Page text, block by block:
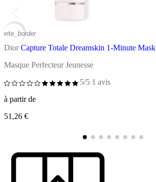
Dior Capture Totale Dreamskin 1-Minute Mask
Masque Perfecteur Jeunesse
5/5 1 avis
à partir de
51,26 €